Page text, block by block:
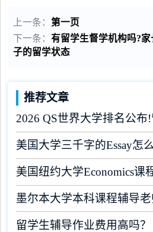
上一条：第一页
下一条：有留学生督学机构吗?
子的留学状态
推荐文章
美国纽约大学Economics课
墨尔本大学本科课程辅导
留学生辅导作业费用高吗？